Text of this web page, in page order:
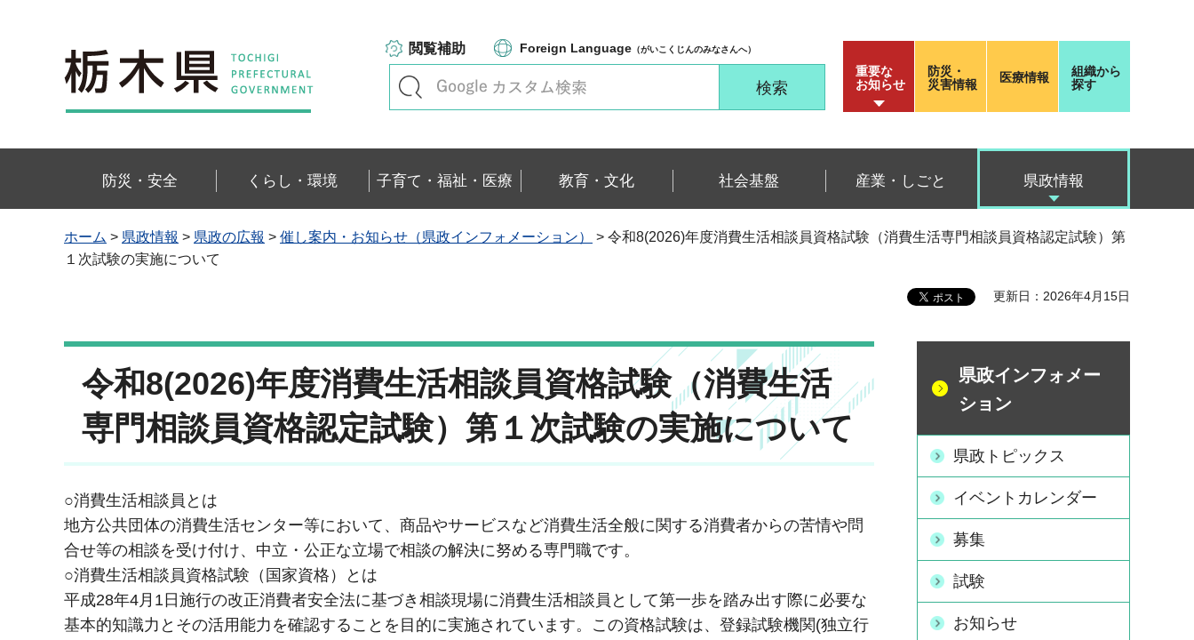
栃木県
閲覧補助 Foreign Language （がいこくじんのみなさんへ）
重要な
お知らせ
防災・
災害情報
医療情報
組織から
探す
防災・安全 くらし・環境 子育て・福祉・医療 教育・文化 社会基盤 産業・しごと 県政情報
ホーム > 県政情報 > 県政の広報 > 催し案内・お知らせ（県政インフォメーション）
> 令和8(2026)年度消費⽣活相談員資格試験（消費⽣活専門相談員資格認定試験）第
１次試験の実施について
更新日：2026年4月15日
令和8(2026)年度消費⽣活相談員資格試験（消費⽣活
専門相談員資格認定試験）第１次試験の実施について
○消費生活相談員とは
地方公共団体の消費生活センター等において、商品やサービスなど消費生活全般に関する消費者からの苦情や問
合せ等の相談を受け付け、中立・公正な立場で相談の解決に努める専門職です。
○消費生活相談員資格試験（国家資格）とは
平成28年4月1日施行の改正消費者安全法に基づき相談現場に消費生活相談員として第一歩を踏み出す際に必要な
基本的知識力とその活用能力を確認することを目的に実施されています。この資格試験は、登録試験機関(独立行
県政インフォメー
ション
県政トピックス
イベントカレンダー
募集
試験
お知らせ